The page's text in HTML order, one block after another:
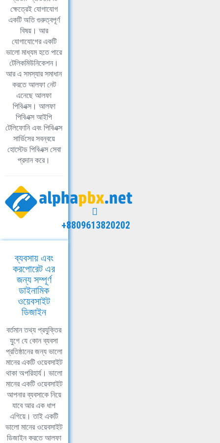
ক্ষেত্রেই যোগাযোগ
একটি অতি গুরুত্বপূর্ণ
বিষয়। আর
যোগাযোগের একটি
ভালো মাধ্যম হতে পারে
টেলিকমিউনিকেশন।
আর এ সমস্যার সমাধান
করতে আলফা নেট
এনেছে আলফা
পিবিএক্স। আলফা
পিবিএক্স আইপি
টেলিফোনি এবং পিবিএক্স
সার্ভিসের সবন্বয়ে
হোস্টেড পিবিএক্স সেবা
প্রদান করে।
+8809613820202
ব্যবসায় এবং
করপোরেট এর
জন্য সম্পূর্ণ
ডাইনামিক
ওয়েবসাইট
ডিজাইন
বর্তমান তথ্য প্রযুক্তির
যুগে যে কোন ব্যবসা
প্রতিষ্ঠানের জন্য ভালো
মানের একটি ওয়েবসাইট
থাকা অপরিহার্য। ভালো
মানের একটি ওয়েবসাইট
আপনার ব্যবসাকে নিয়ে
যাবে আর এক ধাপ
এগিয়ে। তাই একটি
ভালো মানের ওয়েবসাইট
ডিজাইন করতে আলফা